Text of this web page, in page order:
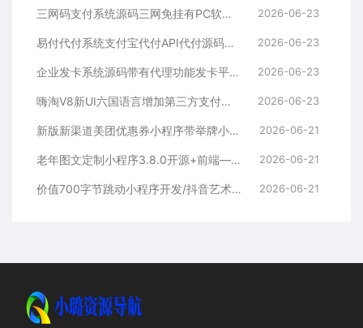
易付代付系统支付宝代付API代付源码下载 2026-06-23
企业发卡系统源码带有代理功能发卡平台源码下载 2026-06-23
嗨淘V8新UI六国语言增加第三方支付与提现二开源码下载 2026-06-23
新版新渠道美团优惠券小程序带举牌小人带菜谱+流量主模式 2026-06-21
老年图文定制小程序3.8.0开源+前端—个性化定制服务 2026-06-21
价值700字节跳动小程序开发/抖音艺术签名小程序源码/艺术签名设计小程序源码 2026-06-21
小璐工具导航站（www.o789.cn）简称：小璐导航，一个分类最全、收录最全的